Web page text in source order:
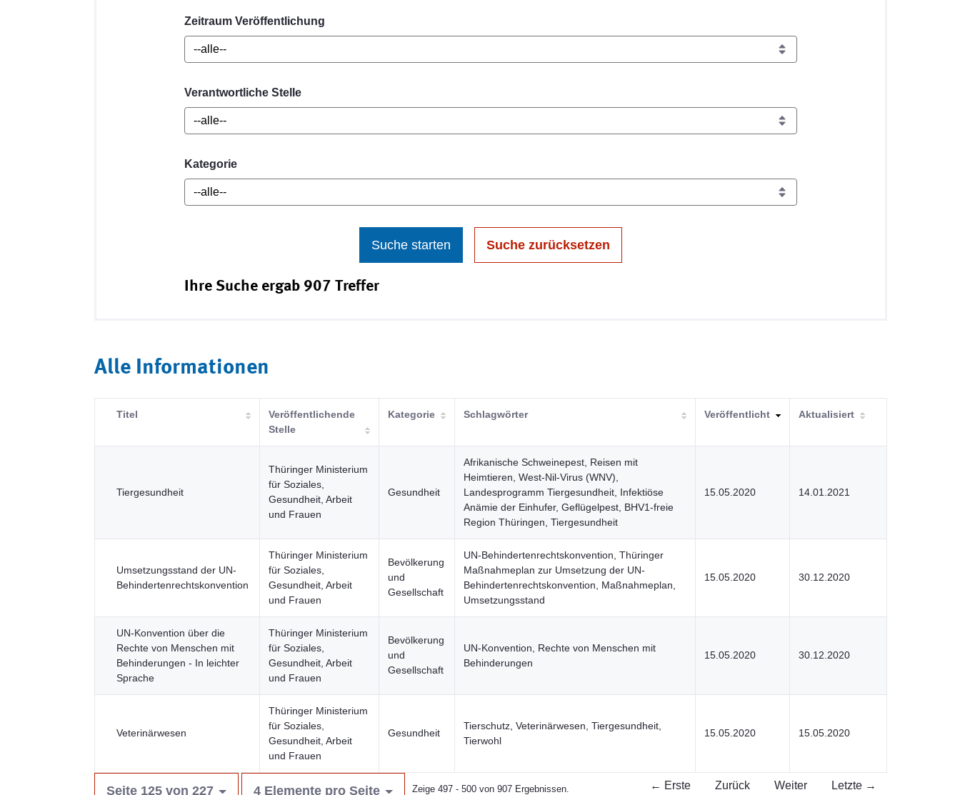
Zeitraum Veröffentlichung
Verantwortliche Stelle
Kategorie
Suche starten Suche zurücksetzen
Ihre Suche ergab 907 Treffer
Alle Informationen
Titel
Veröffentlichende
Stelle
Kategorie Schlagwörter Veröffentlicht Aktualisiert
Tiergesundheit
Thüringer Ministerium
für Soziales,
Gesundheit, Arbeit
und Frauen
Gesundheit
Afrikanische Schweinepest, Reisen mit
Heimtieren, West-Nil-Virus (WNV),
Landesprogramm Tiergesundheit, Infektiöse
Anämie der Einhufer, Geflügelpest, BHV1-freie
Region Thüringen, Tiergesundheit
15.05.2020 14.01.2021
Umsetzungsstand der UN-
Behindertenrechtskonvention
Thüringer Ministerium
für Soziales,
Gesundheit, Arbeit
und Frauen
Bevölkerung
und
Gesellschaft
UN-Behindertenrechtskonvention, Thüringer
Maßnahmeplan zur Umsetzung der UN-
Behindertenrechtskonvention, Maßnahmeplan,
Umsetzungsstand
15.05.2020 30.12.2020
UN-Konvention über die
Rechte von Menschen mit
Behinderungen - In leichter
Sprache
Thüringer Ministerium
für Soziales,
Gesundheit, Arbeit
und Frauen
Bevölkerung
und
Gesellschaft
UN-Konvention, Rechte von Menschen mit
Behinderungen
15.05.2020 30.12.2020
Veterinärwesen
Thüringer Ministerium
für Soziales,
Gesundheit, Arbeit
und Frauen
Gesundheit
Tierschutz, Veterinärwesen, Tiergesundheit,
Tierwohl
15.05.2020 15.05.2020
Seite 125 von 227 4 Elemente pro Seite Zeige 497 - 500 von 907 Ergebnissen. ← Erste Zurück Weiter Letzte →